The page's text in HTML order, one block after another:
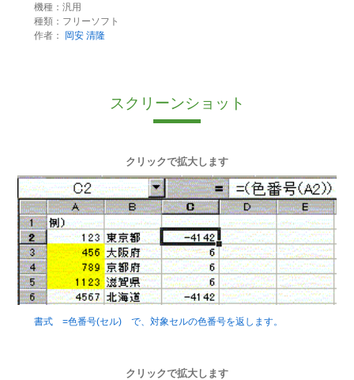
機種：汎用
種類：フリーソフト
作者：
岡安 清隆
スクリーンショット
クリックで拡大します
書式 =色番号(セル) で、対象セルの色番号を返します。
クリックで拡大します